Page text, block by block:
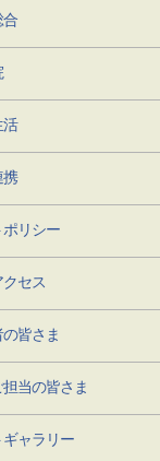
合
活
携
ポリシー
セス
皆さま
当の皆さま
ギャラリー